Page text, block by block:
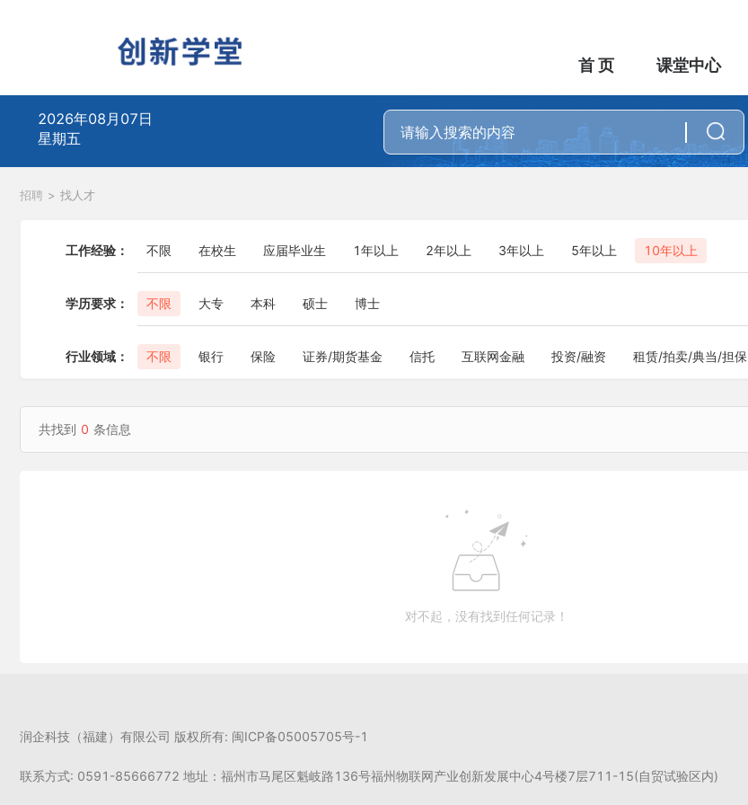
首 页 课堂中心
2026年08月07日
星期五
招聘 > 找人才
工作经验： 不限 在校生 应届毕业生 1年以上 2年以上 3年以上 5年以上 10年以上
学历要求： 不限 大专 本科 硕士 博士
行业领域： 不限 银行 保险 证券/期货基金 信托 互联网金融 投资/融资 租赁/拍卖/典当/担保
共找到 0 条信息
对不起，没有找到任何记录！
润企科技（福建）有限公司 版权所有: 闽ICP备05005705号-1
联系方式: 0591-85666772 地址：福州市马尾区魁岐路136号福州物联网产业创新发展中心4号楼7层711-15(自贸试验区内)